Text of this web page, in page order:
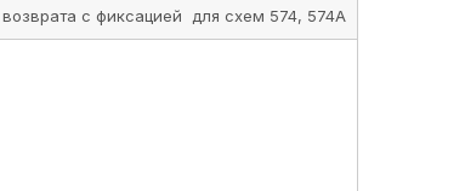
с фиксацией для схем 574, 574А